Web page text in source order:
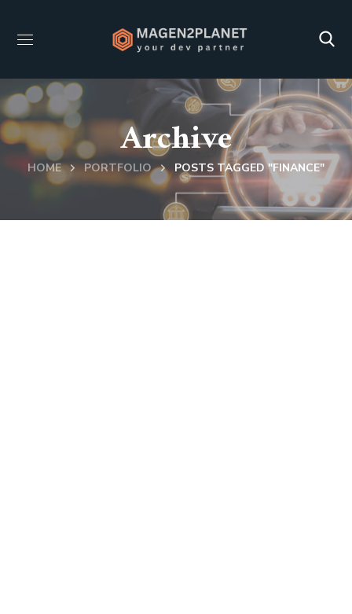
Archive
HOME PORTFOLIO POSTS TAGGED "FINANCE"